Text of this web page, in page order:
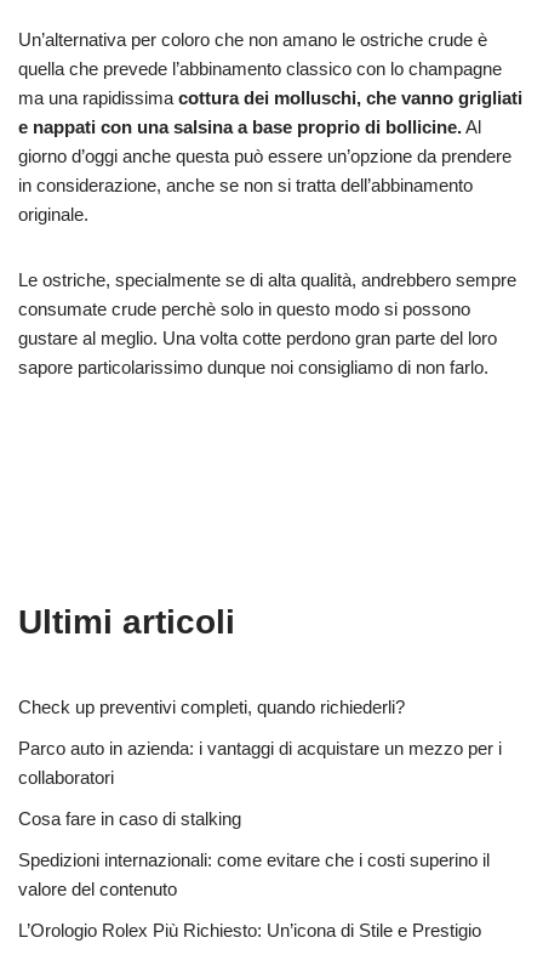
Un’alternativa per coloro che non amano le ostriche crude è
quella che prevede l’abbinamento classico con lo champagne
ma una rapidissima cottura dei molluschi, che vanno grigliati
e nappati con una salsina a base proprio di bollicine.Al
giorno d’oggi anche questa può essere un’opzione da prendere
in considerazione, anche se non si tratta dell’abbinamento
originale.
Le ostriche, specialmente se di alta qualità, andrebbero sempre
consumate crude perchè solo in questo modo si possono
gustare al meglio. Una volta cotte perdono gran parte del loro
sapore particolarissimo dunque noi consigliamo di non farlo.
Ultimi articoli
Check up preventivi completi, quando richiederli?
Parco auto in azienda: i vantaggi di acquistare un mezzo per i
collaboratori
Cosa fare in caso di stalking
Spedizioni internazionali: come evitare che i costi superino il
valore del contenuto
L’Orologio Rolex Più Richiesto: Un’icona di Stile e Prestigio